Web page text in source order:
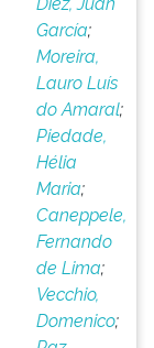
García;
Moreira,
Lauro Luís
do Amaral;
Piedade,
Hélia
Maria;
Caneppele,
Fernando
de Lima;
Vecchio,
Domenico;